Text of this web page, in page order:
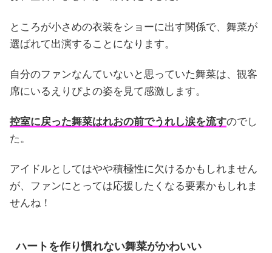
ところが小さめの衣装をショーに出す関係で、舞菜が
選ばれて出演することになります。
自分のファンなんていないと思っていた舞菜は、観客
席にいるえりぴよの姿を見て感激します。
控室に戻った舞菜はれおの前でうれし涙を流すのでし
た。
アイドルとしてはやや積極性に欠けるかもしれません
が、ファンにとっては応援したくなる要素かもしれま
せんね！
ハートを作り慣れない舞菜がかわいい